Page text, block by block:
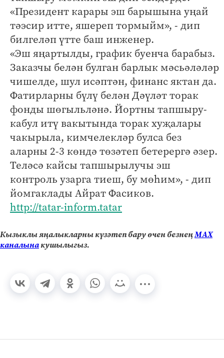
«Президент карары эш барышына уңай
тәэсир итте, яшереп тормыйм», - дип
билгеләп үтте баш инженер.
«Эш яңартылды, график буенча барабыз.
Заказчы белән булган барлык мәсьәләләр
чишелде, шул исәптән, финанс яктан да.
Фатирларны бүлү белән Дәүләт торак
фонды шөгыльләнә. Йортны тапшыру-
кабул итү вакытында торак хуҗалары
чакырыла, кимчелекләр булса без
аларны 2-3 көндә төзәтеп бетерергә әзер.
Теләсә кайсы тапшырылучы эш
контроль узарга тиеш, бу мөһим», - дип
йомгаклады Айрат Фасиков.
http://tatar-inform.tatar
Кызыклы яңалыкларны күзәтеп бару өчен безнеңМАХ
каналынакушылыгыз.